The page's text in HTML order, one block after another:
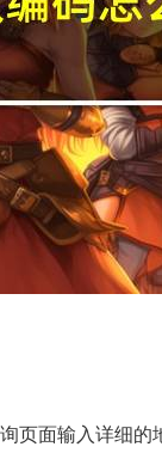
页面输入详细的